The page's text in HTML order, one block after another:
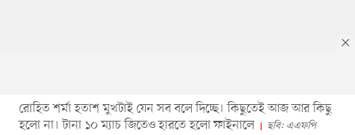
রোহিত শর্মা হতাশ মুখটাই যেন সব বলে দিচ্ছে। কিছুতেই আজ আর কিছু
হলো না। টানা ১০ ম্যাচ জিতেও হারতে হলো ফাইনালে
ছবি: এএফপি